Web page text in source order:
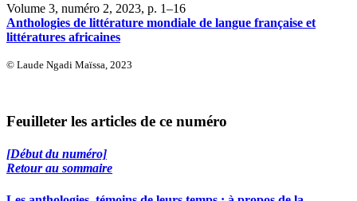
Volume 3, numéro 2, 2023, p. 1–16
Anthologies de littérature mondiale de langue française et
littératures africaines
© Laude Ngadi Maïssa, 2023
Feuilleter les articles de ce numéro
[Début du numéro]
Retour au sommaire